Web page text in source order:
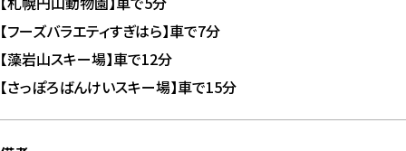
【フーズバラエティすぎはら】車で7分
【藻岩山スキー場】車で12分
【さっぽろばんけいスキー場】車で15分